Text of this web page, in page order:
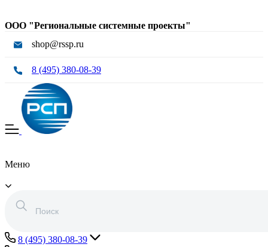
ООО "Региональные системные проекты"
shop@rssp.ru
8 (495) 380-08-39
Меню
8 (495) 380-08-39